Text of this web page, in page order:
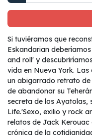
Si tuviéramos que
Eskandarian
and roll' y
vida en Nueva York.
un abigarrado retrato de
de abandonar su
secreta de los Ayatolas,
Life.'Sexo, exilio y rock
relatos de Jack Kerouac
crónica de la